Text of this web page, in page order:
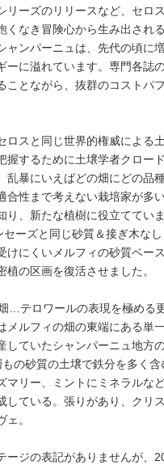
リーズのリリースなど、セロ
くなき冒険心から生み出され
ャンパーニュは、先代の頃に
ーに溢れています。専門各誌
ことながら、抜群のコストパ
スと同じ世界的権威による
握するために土壌学者クロー
乱暴にいえばどの畑にどの品
合性まで考えない栽培家が多
り、新たな植樹に役立てていま
ーズと同じ砂質＆接ぎ木なし
けにくいメルフィの砂質ベー
の区画を復活させました。
…テロワールの表現を極める
メルフィの畑の東端にある単
していたシャンパーニュ地方
の砂質の土壌で鉄分を多く含
マリー、ミントにミネラルな
している。張りがあり、クリ
。
ージの表記がありませんが、